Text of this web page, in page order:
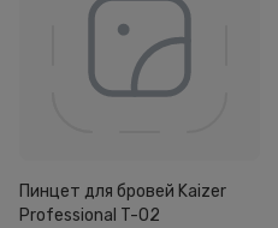
Пинцет для бровей Kaizer
Professional T-02